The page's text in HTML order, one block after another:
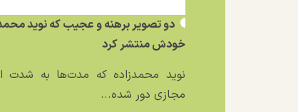
دو تصویر برهنه و عجیب که نوید
خودش منتشر کرد
نوید محمدزاده که مدت‌ها به شدت
مجازی دور شده...